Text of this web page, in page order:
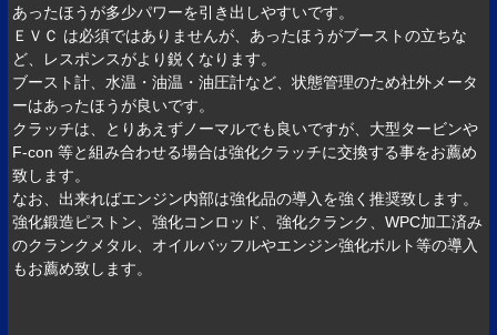
あったほうが多少パワーを引き出しやすいです。
ＥＶＣ は必須ではありませんが、あったほうがブーストの立ちな
ど、レスポンスがより鋭くなります。
ブースト計、水温・油温・油圧計など、状態管理のため社外メータ
ーはあったほうが良いです。
クラッチは、とりあえずノーマルでも良いですが、大型タービンや
F-con 等と組み合わせる場合は強化クラッチに交換する事をお薦め
致します。
なお、出来ればエンジン内部は強化品の導入を強く推奨致します。
強化鍛造ピストン、強化コンロッド、強化クランク、WPC加工済み
のクランクメタル、オイルバッフルやエンジン強化ボルト等の導入
もお薦め致します。